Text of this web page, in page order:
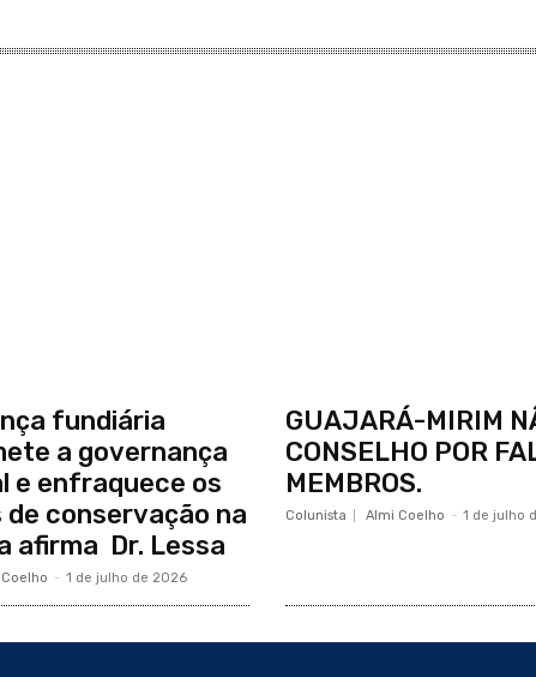
fundiária
a governança
e enfraquece os
conservação na
afirma Dr. Lessa
- 1 de julho de 2026
GUAJARÁ-MIRIM
CONSELHO POR
MEMBROS.
Colunista Almi Coelho - 1 de julho